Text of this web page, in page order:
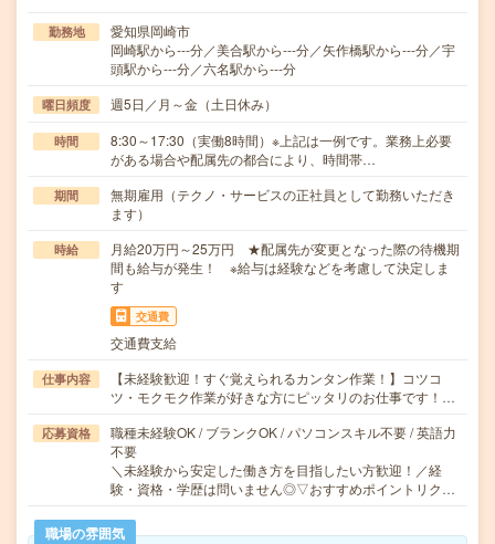
勤務地
愛知県岡崎市
岡崎駅から---分／美合駅から---分／矢作橋駅から---分／宇
頭駅から---分／六名駅から---分
曜日頻度 週5日／月～金（土日休み）
時間
8:30～17:30（実働8時間）※上記は一例です。業務上必要
がある場合や配属先の都合により、時間帯…
期間
無期雇用（テクノ・サービスの正社員として勤務いただき
ます）
時給
月給20万円～25万円 ★配属先が変更となった際の待機期
間も給与が発生！ ※給与は経験などを考慮して決定しま
す
交通費
交通費支給
仕事内容
【未経験歓迎！すぐ覚えられるカンタン作業！】コツコ
ツ・モクモク作業が好きな方にピッタリのお仕事です！…
応募資格
職種未経験OK / ブランクOK / パソコンスキル不要 / 英語力
不要
＼未経験から安定した働き方を目指したい方歓迎！／経
験・資格・学歴は問いません◎▽おすすめポイントリク…
職場の雰囲気